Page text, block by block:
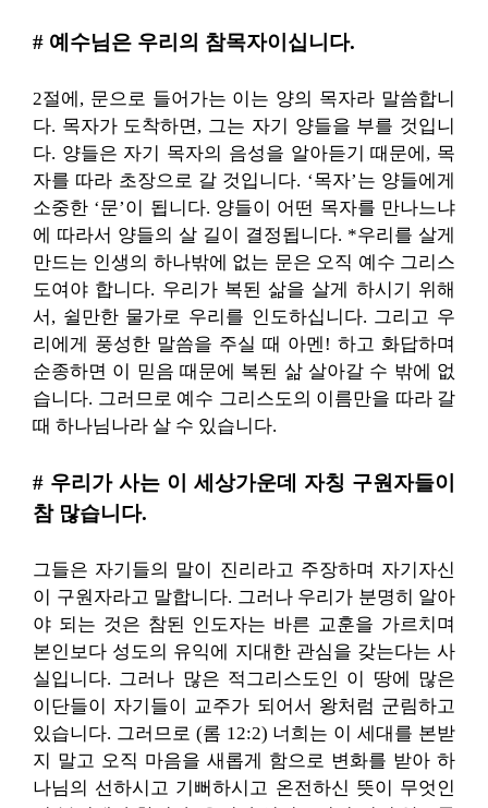
# 예수님은 우리의 참목자이십니다.
2절에, 문으로 들어가는 이는 양의 목자라 말씀합니
다. 목자가 도착하면, 그는 자기 양들을 부를 것입니
다. 양들은 자기 목자의 음성을 알아듣기 때문에, 목
자를 따라 초장으로 갈 것입니다. ‘목자’는 양들에게
소중한 ‘문’이 됩니다. 양들이 어떤 목자를 만나느냐
에 따라서 양들의 살 길이 결정됩니다. *우리를 살게
만드는 인생의 하나밖에 없는 문은 오직 예수 그리스
도여야 합니다. 우리가 복된 삶을 살게 하시기 위해
서, 쉴만한 물가로 우리를 인도하십니다. 그리고 우
리에게 풍성한 말씀을 주실 때 아멘! 하고 화답하며
순종하면 이 믿음 때문에 복된 삶 살아갈 수 밖에 없
습니다. 그러므로 예수 그리스도의 이름만을 따라 갈
때 하나님나라 살 수 있습니다.
# 우리가 사는 이 세상가운데 자칭 구원자들이
참 많습니다.
그들은 자기들의 말이 진리라고 주장하며 자기자신
이 구원자라고 말합니다. 그러나 우리가 분명히 알아
야 되는 것은 참된 인도자는 바른 교훈을 가르치며
본인보다 성도의 유익에 지대한 관심을 갖는다는 사
실입니다. 그러나 많은 적그리스도인 이 땅에 많은
이단들이 자기들이 교주가 되어서 왕처럼 군림하고
있습니다. 그러므로 (롬 12:2) 너희는 이 세대를 본받
지 말고 오직 마음을 새롭게 함으로 변화를 받아 하
나님의 선하시고 기뻐하시고 온전하신 뜻이 무엇인